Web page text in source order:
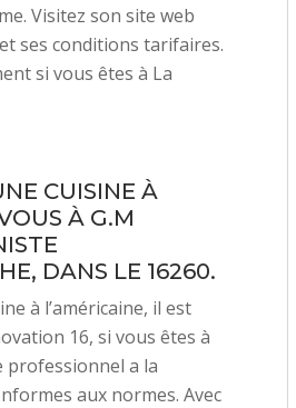
Visitez son site web
ses conditions tarifaires.
si vous êtes à La
CUISINE À
À G.M
DANS LE 16260.
à l’américaine, il est
16, si vous êtes à
professionnel a la
aux normes. Avec